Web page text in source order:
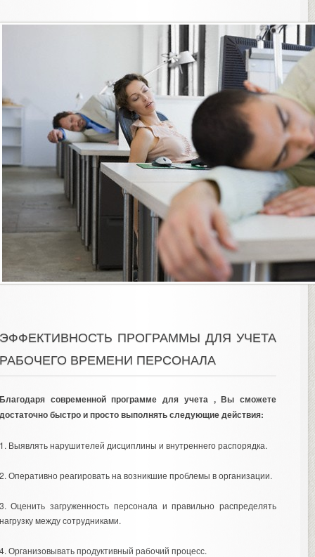
ПРОГРАММЫ ДЛЯ УЧЕТА
ВРЕМЕНИ ПЕРСОНАЛА
современной программе для учета , Вы сможете
быстро и просто выполнять следующие действия:
Выявлять нарушителей дисциплины и внутреннего распорядка.
Оперативно реагировать на возникшие проблемы в организации.
Оценить загруженность персонала и правильно распределять
между сотрудниками.
Организовывать продуктивный рабочий процесс.